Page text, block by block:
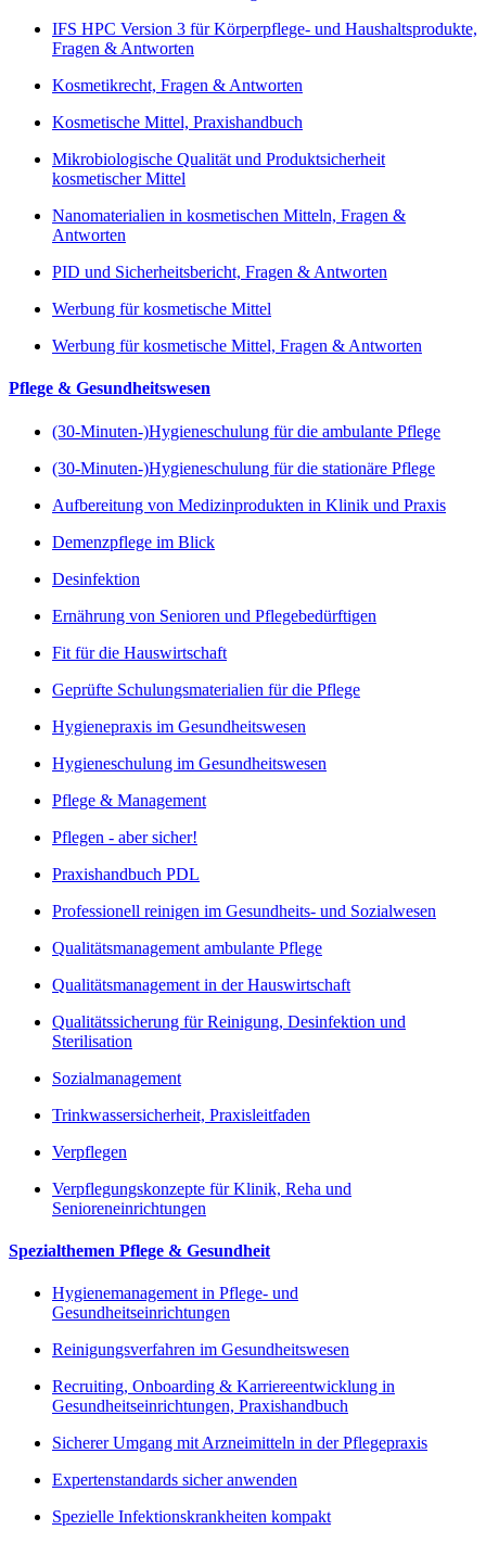
IFS HPC Version 3 für Körperpflege- und Haushaltsprodukte,
Fragen & Antworten
Kosmetikrecht, Fragen & Antworten
Kosmetische Mittel, Praxishandbuch
Mikrobiologische Qualität und Produktsicherheit
kosmetischer Mittel
Nanomaterialien in kosmetischen Mitteln, Fragen &
Antworten
PID und Sicherheitsbericht, Fragen & Antworten
Werbung für kosmetische Mittel
Werbung für kosmetische Mittel, Fragen & Antworten
Pflege & Gesundheitswesen
(30-Minuten-)Hygieneschulung für die ambulante Pflege
(30-Minuten-)Hygieneschulung für die stationäre Pflege
Aufbereitung von Medizinprodukten in Klinik und Praxis
Demenzpflege im Blick
Desinfektion
Ernährung von Senioren und Pflegebedürftigen
Fit für die Hauswirtschaft
Geprüfte Schulungsmaterialien für die Pflege
Hygienepraxis im Gesundheitswesen
Hygieneschulung im Gesundheitswesen
Pflege & Management
Pflegen - aber sicher!
Praxishandbuch PDL
Professionell reinigen im Gesundheits- und Sozialwesen
Qualitätsmanagement ambulante Pflege
Qualitätsmanagement in der Hauswirtschaft
Qualitätssicherung für Reinigung, Desinfektion und
Sterilisation
Sozialmanagement
Trinkwassersicherheit, Praxisleitfaden
Verpflegen
Verpflegungskonzepte für Klinik, Reha und
Senioreneinrichtungen
Spezialthemen Pflege & Gesundheit
Hygienemanagement in Pflege- und
Gesundheitseinrichtungen
Reinigungsverfahren im Gesundheitswesen
Recruiting, Onboarding & Karriereentwicklung in
Gesundheitseinrichtungen, Praxishandbuch
Sicherer Umgang mit Arzneimitteln in der Pflegepraxis
Expertenstandards sicher anwenden
Spezielle Infektionskrankheiten kompakt